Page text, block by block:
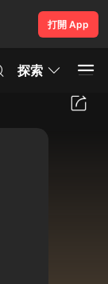
打開 App
探索